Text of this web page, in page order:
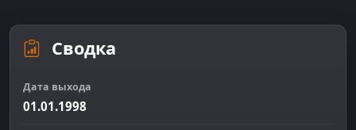
Сводка
Дата выхода
01.01.1998